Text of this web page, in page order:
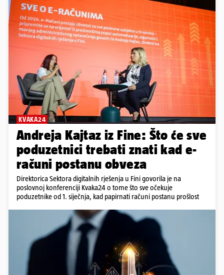
KVAKA24
Andreja Kajtaz iz Fine: Što će sve
poduzetnici trebati znati kad e-
računi postanu obveza
Direktorica Sektora digitalnih rješenja u Fini govorila je na
poslovnoj konferenciji Kvaka24 o tome što sve očekuje
poduzetnike od 1. siječnja, kad papirnati računi postanu prošlost